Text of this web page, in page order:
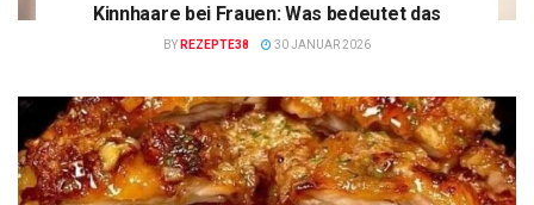
Kinnhaare bei Frauen: Was bedeutet das
BY REZEPTE38 30 JANUAR 2026